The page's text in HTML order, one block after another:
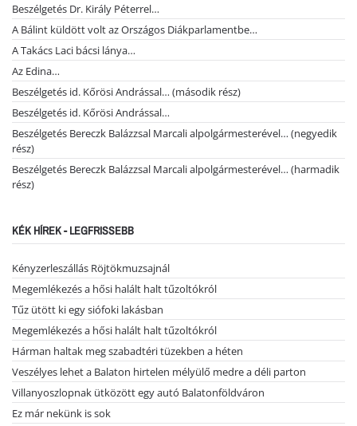
Beszélgetés Dr. Király Péterrel…
A Bálint küldött volt az Országos Diákparlamentbe…
A Takács Laci bácsi lánya…
Az Edina…
Beszélgetés id. Kőrösi Andrással… (második rész)
Beszélgetés id. Kőrösi Andrással…
Beszélgetés Bereczk Balázzsal Marcali alpolgármesterével… (negyedik
rész)
Beszélgetés Bereczk Balázzsal Marcali alpolgármesterével… (harmadik
rész)
KÉK HÍREK - LEGFRISSEBB
Kényzerleszállás Röjtökmuzsajnál
Megemlékezés a hősi halált halt tűzoltókról
Tűz ütött ki egy siófoki lakásban
Megemlékezés a hősi halált halt tűzoltókról
Hárman haltak meg szabadtéri tüzekben a héten
Veszélyes lehet a Balaton hirtelen mélyülő medre a déli parton
Villanyoszlopnak ütközött egy autó Balatonföldváron
Ez már nekünk is sok